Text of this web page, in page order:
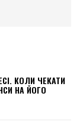
КОЛИ ЧЕКАТИ
НА ЙОГО